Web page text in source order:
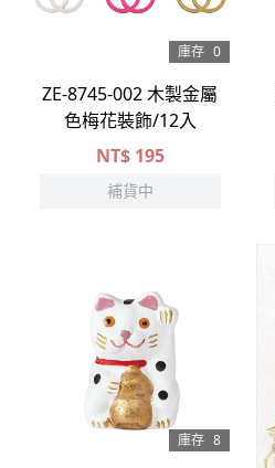
庫存 0
ZE-8745-002 木製金屬
色梅花裝飾/12入
NT$195
補貨中
庫存 8